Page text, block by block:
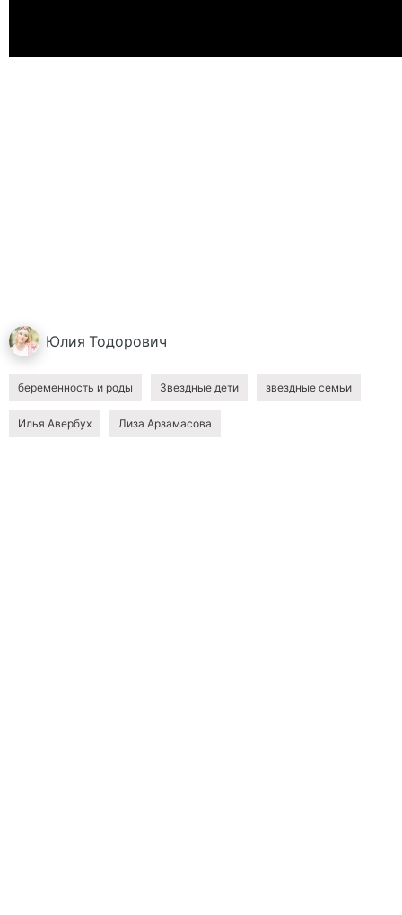
Юлия Тодорович
беременность и роды Звездные дети звездные семьи
Илья Авербух Лиза Арзамасова